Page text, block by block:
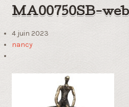
MA00750SB-web
4 juin 2023
nancy